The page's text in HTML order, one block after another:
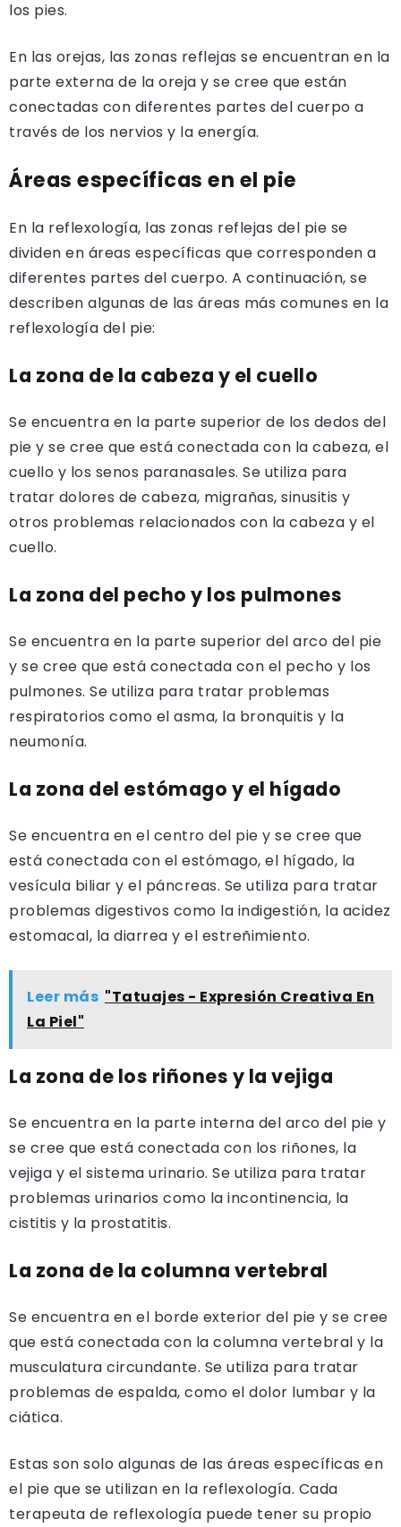
los pies.
En las orejas, las zonas reflejas se encuentran en la
parte externa de la oreja y se cree que están
conectadas con diferentes partes del cuerpo a
través de los nervios y la energía.
Áreas específicas en el pie
En la reflexología, las zonas reflejas del pie se
dividen en áreas específicas que corresponden a
diferentes partes del cuerpo. A continuación, se
describen algunas de las áreas más comunes en la
reflexología del pie:
La zona de la cabeza y el cuello
Se encuentra en la parte superior de los dedos del
pie y se cree que está conectada con la cabeza, el
cuello y los senos paranasales. Se utiliza para
tratar dolores de cabeza, migrañas, sinusitis y
otros problemas relacionados con la cabeza y el
cuello.
La zona del pecho y los pulmones
Se encuentra en la parte superior del arco del pie
y se cree que está conectada con el pecho y los
pulmones. Se utiliza para tratar problemas
respiratorios como el asma, la bronquitis y la
neumonía.
La zona del estómago y el hígado
Se encuentra en el centro del pie y se cree que
está conectada con el estómago, el hígado, la
vesícula biliar y el páncreas. Se utiliza para tratar
problemas digestivos como la indigestión, la acidez
estomacal, la diarrea y el estreñimiento.
Leer más "Tatuajes - Expresión Creativa En
La Piel"
La zona de los riñones y la vejiga
Se encuentra en la parte interna del arco del pie y
se cree que está conectada con los riñones, la
vejiga y el sistema urinario. Se utiliza para tratar
problemas urinarios como la incontinencia, la
cistitis y la prostatitis.
La zona de la columna vertebral
Se encuentra en el borde exterior del pie y se cree
que está conectada con la columna vertebral y la
musculatura circundante. Se utiliza para tratar
problemas de espalda, como el dolor lumbar y la
ciática.
Estas son solo algunas de las áreas específicas en
el pie que se utilizan en la reflexología. Cada
terapeuta de reflexología puede tener su propio